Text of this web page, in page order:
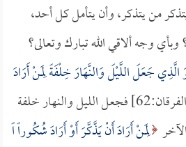
من يتذكر، وأن يتأمل كل أحد،
وجه ألاقي الله تبارك وتعالى؟
جَعَلَ اللَّيْلَ وَالنَّهَارَ خِلْفَةً لِمَنْ أَرَادَ
[الفرقان:62] فجعل الليل والنهار خلفة
لِمَنْ أَرَادَ أَنْ يَذَّكَّرَ أَوْ أَرَادَ شُكُوراً اً